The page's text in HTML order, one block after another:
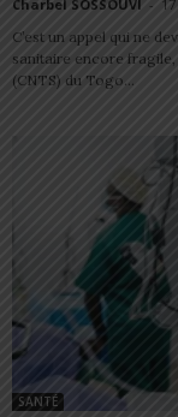
Charbel SOSSOUVI -
C’est un appel qui ne
sanitaire encore
(CNTS) du Togo...
SANTÉ